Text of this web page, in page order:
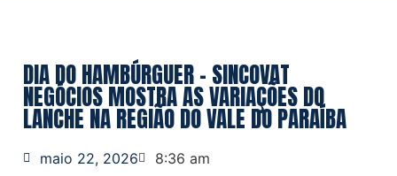
DIA DO HAMBÚRGUER – SINCOVAT
NEGÓCIOS MOSTRA AS VARIAÇÕES DO
LANCHE NA REGIÃO DO VALE DO PARAÍBA
maio 22, 2026 8:36 am